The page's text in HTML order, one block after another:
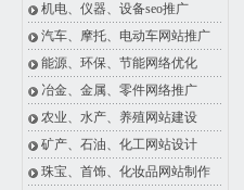
机电、仪器、设备seo推广
汽车、摩托、电动车网站推广
能源、环保、节能网络优化
冶金、金属、零件网络推广
农业、水产、养殖网站建设
矿产、石油、化工网站设计
珠宝、首饰、化妆品网站制作